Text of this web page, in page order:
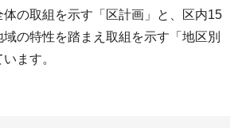
の取組を示す「区計画」と、区内15
の特性を踏まえ取組を示す「地区別
ます。